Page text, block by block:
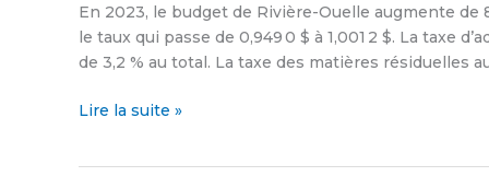
En 2023, le budget de Rivière-Ouelle augmente de
le taux qui passe de 0,949 0 $ à 1,001 2 $. La taxe
de 3,2 % au total. La taxe des matières résiduelles
Lire la suite »